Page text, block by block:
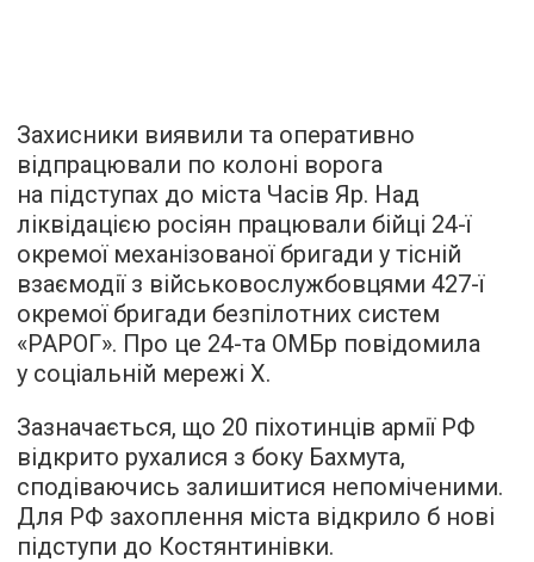
Захисники виявили та оперативно
відпрацювали по колоні ворога
на підступах до міста Часів Яр. Над
ліквідацією росіян працювали бійці 24-ї
окремої механізованої бригади у тісній
взаємодії з військовослужбовцями 427-ї
окремої бригади безпілотних систем
«РАРОГ». Про це 24-та ОМБр повідомила
у соціальній мережі Х.
Зазначається, що 20 піхотинців армії РФ
відкрито рухалися з боку Бахмута,
сподіваючись залишитися непоміченими.
Для РФ захоплення міста відкрило б нові
підступи до Костянтинівки.